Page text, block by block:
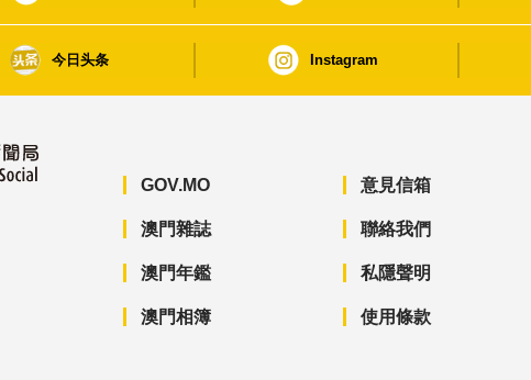
今日头条 Instagram
GOV.MO
澳門雜誌
澳門年鑑
澳門相簿
意見信箱
聯絡我們
私隱聲明
使用條款